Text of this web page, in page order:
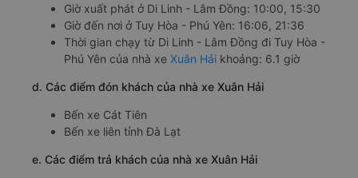
Giờ xuất phát ở Di Linh - Lâm Đồng: 10:00, 15:30
Giờ đến nơi ở Tuy Hòa - Phú Yên: 16:06, 21:36
Thời gian chạy từ Di Linh - Lâm Đồng đi Tuy Hòa -
Phú Yên của nhà xe Xuân Hải khoảng: 6.1 giờ
d. Các điểm đón khách của nhà xe Xuân Hải
Bến xe Cát Tiên
Bến xe liên tỉnh Đà Lạt
e. Các điểm trả khách của nhà xe Xuân Hải